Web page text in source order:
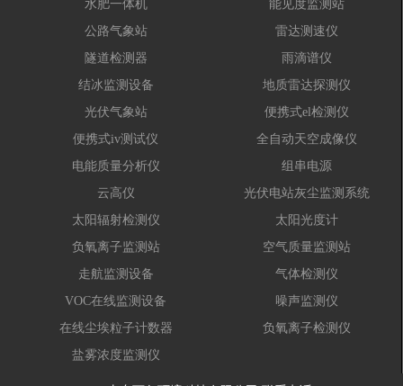
水肥一体机
能见度监测站
公路气象站
雷达测速仪
隧道检测器
雨滴谱仪
结冰监测设备
地质雷达探测仪
光伏气象站
便携式el检测仪
便携式iv测试仪
全自动天空成像仪
电能质量分析仪
组串电源
云高仪
光伏电站灰尘监测系统
太阳辐射检测仪
太阳光度计
负氧离子监测站
空气质量监测站
走航监测设备
气体检测仪
VOC在线监测设备
噪声监测仪
在线尘埃粒子计数器
负氧离子检测仪
盐雾浓度监测仪